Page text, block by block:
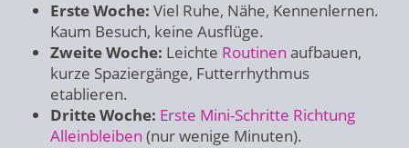
Erste Woche: Viel Ruhe, Nähe, Kennenlernen.
Kaum Besuch, keine Ausflüge.
Zweite Woche: Leichte Routinen aufbauen,
kurze Spaziergänge, Futterrhythmus
etablieren.
Dritte Woche: Erste Mini-Schritte Richtung
Alleinbleiben (nur wenige Minuten).